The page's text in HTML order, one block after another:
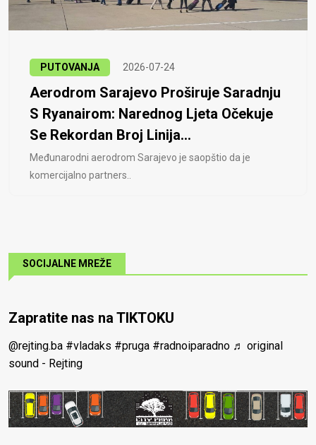
PUTOVANJA 2026-07-24
Aerodrom Sarajevo Proširuje Saradnju
S Ryanairom: Narednog Ljeta Očekuje
Se Rekordan Broj Linija...
Međunarodni aerodrom Sarajevo je saopštio da je
komercijalno partners..
SOCIJALNE MREŽE
Zapratite nas na TIKTOKU
@rejting.ba #vladaks #pruga #radnoiparadno ♬ original
sound - Rejting